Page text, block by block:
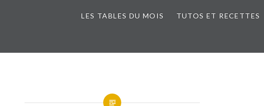
LES TABLES DU MOIS TUTOS ET RECETTES